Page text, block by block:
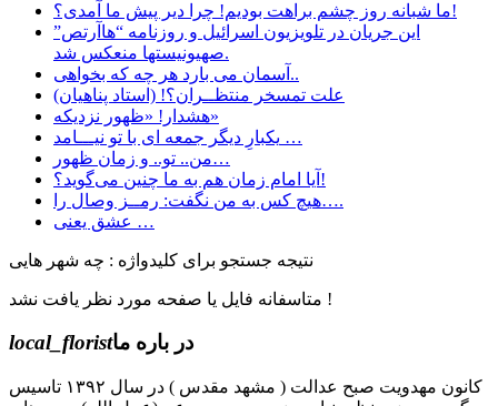
ما شبانه روز چشم براهت بودیم! چرا دیر پیش ما آمدی؟!
این جریان در تلویزیون اسرائیل و روزنامه “هاآرتص”
صهیونیستها منعکس شد.
آسمان می بارد هر چه که بخواهی..
علت تمسخر منتظــران؟! (استاد پناهیان)
هشدار! «ظهور نزدیکه»
یکبارِ دیگر جمعه ای با تو نیـــامد …
من.. تو.. و زمان ظهور…
آیا امام زمان هم به ما چنین می‌گوید؟!
هیچ کس به من نگفت: رمــز وصال را….
عشق یعنی …
نتیجه جستجو برای کلیدواژه : چه شهر هایی
متاسفانه فایل یا صفحه مورد نظر یافت نشد !
local_floristدر باره ما
کانون مهدویت صبح عدالت ( مشهد مقدس ) در سال ۱۳۹۲ تاسیس